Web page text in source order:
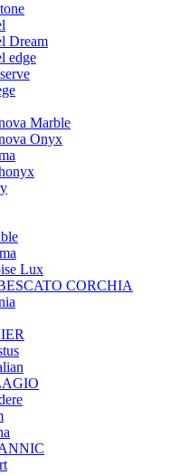
Dream
edge
Marble
Onyx
Lux
CORCHIA